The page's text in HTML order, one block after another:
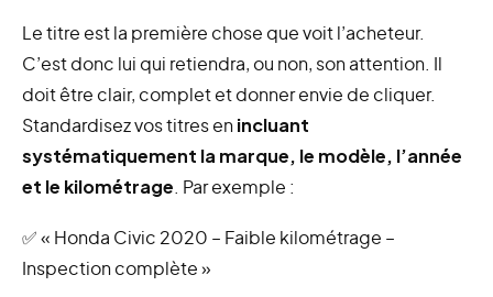
Le titre est la première chose que voit l’acheteur.
C’est donc lui qui retiendra, ou non, son attention. Il
doit être clair, complet et donner envie de cliquer.
Standardisez vos titres enincluant
systématiquement la marque, le modèle, l’année
et le kilométrage . Par exemple :
✅ « Honda Civic 2020 – Faible kilométrage –
Inspection complète »